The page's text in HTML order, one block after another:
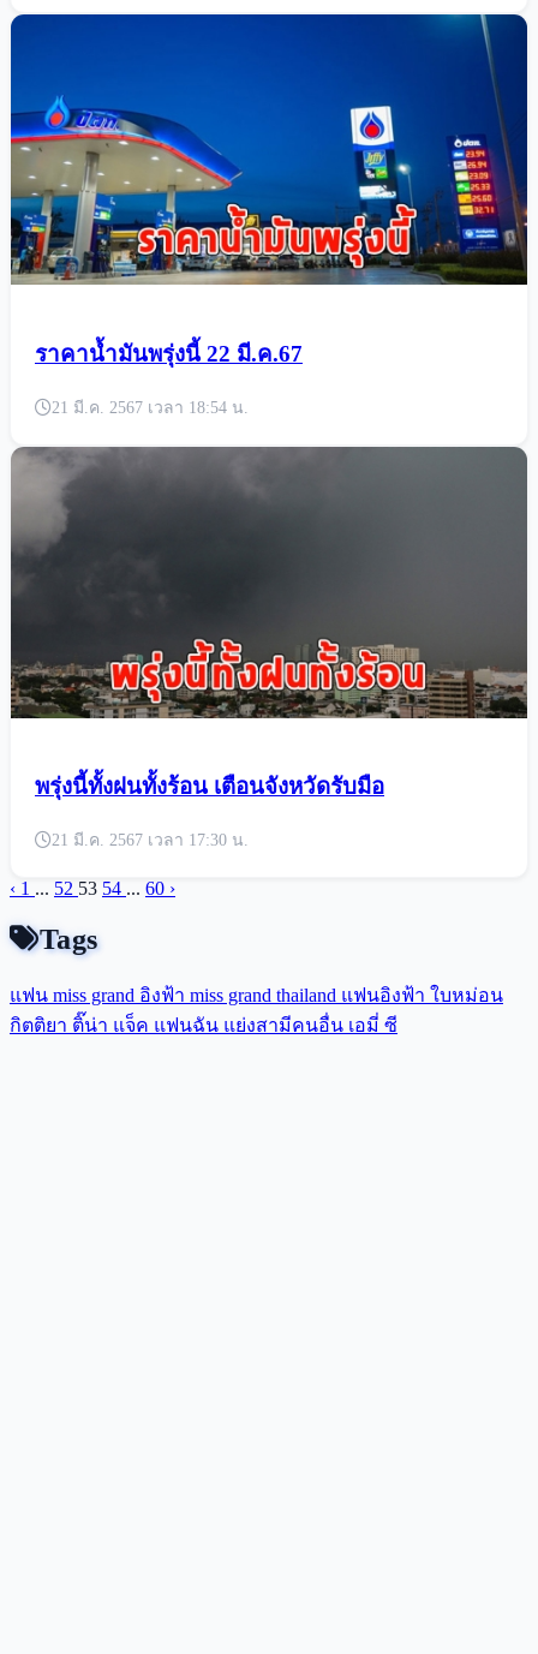
ราคาน้ำมันพรุ่งนี้ 22 มี.ค.67
21 มี.ค. 2567 เวลา 18:54 น.
พรุ่งนี้ทั้งฝนทั้งร้อน เตือนจังหวัดรับมือ
21 มี.ค. 2567 เวลา 17:30 น.
‹ 1 ... 52 53 54 ... 60 ›
Tags
แฟน miss grand อิงฟ้า miss grand thailand แฟนอิงฟ้า ใบหม่อน
กิตติยา ติ๊น่า แจ็ค แฟนฉัน แย่งสามีคนอื่น เอมี่ ซี